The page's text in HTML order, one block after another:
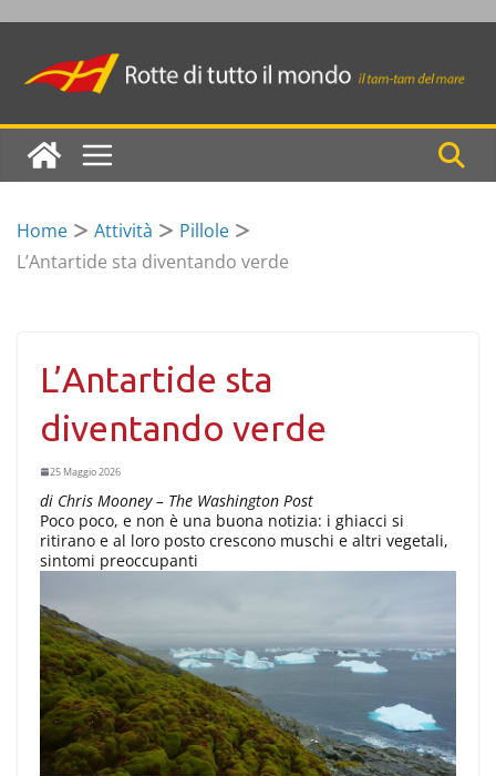
to
Home Attività
Pillole
L’Antartide sta diventando verde
L’Antartide sta
diventando verde
25 Maggio 2026
di Chris Mooney – The Washington Post
Poco poco, e non è una buona notizia: i ghiacci si
ritirano e al loro posto crescono muschi e altri vegetali,
sintomi preoccupanti